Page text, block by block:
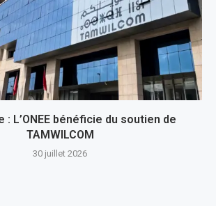
: L’ONEE bénéficie du soutien de
TAMWILCOM
30 juillet 2026